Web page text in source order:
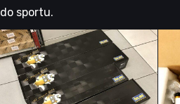
do sportu.